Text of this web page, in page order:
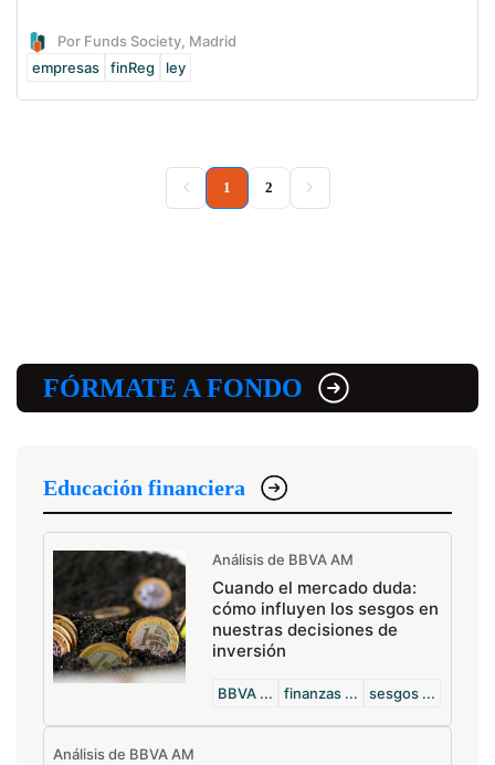
Por Funds Society, Madrid
empresas
finReg ley
1 (current)
2
FÓRMATE A FONDO
Educación financiera
Análisis de BBVA AM
Cuando el mercado duda:
cómo influyen los sesgos en
nuestras decisiones de
inversión
BBVA ... finanzas ... sesgos ...
Análisis de BBVA AM